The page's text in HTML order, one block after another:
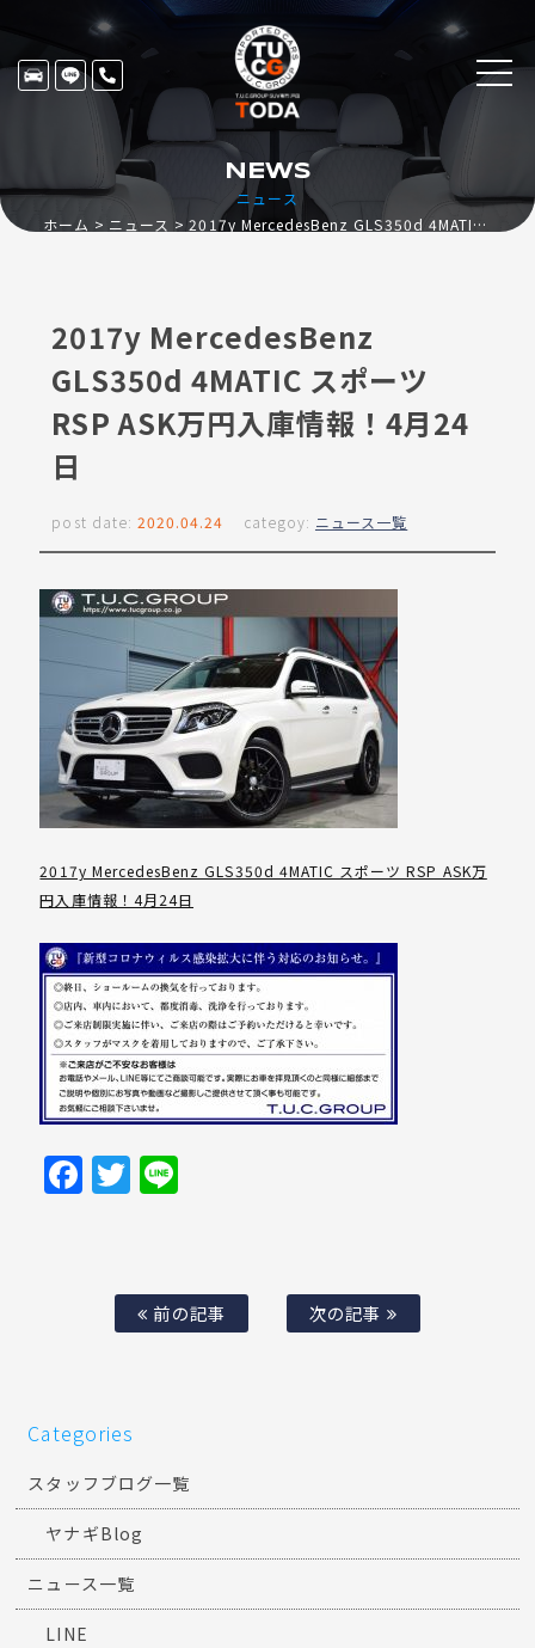
ニュース
NEWS
ホーム ニュース 2017y MercedesBenz GLS350d 4MATIC スポーツ RSP ASK万円入庫情報！4月24日
2017y MercedesBenz
GLS350d 4MATIC スポーツ
RSP ASK万円入庫情報！4月24
日
post date: 2020.04.24 categoy: ニュース一覧
2017y MercedesBenz GLS350d 4MATIC スポーツ RSP ASK万
円入庫情報！4月24日
Facebook
Twitter
前の記事 次の記事
Categories
スタッフブログ一覧
ヤナギBlog
ニュース一覧
LINE